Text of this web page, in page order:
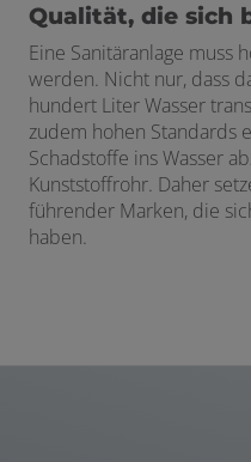
Qualität, die sich
Eine Sanitäranlage muss
werden. Nicht nur, dass
hundert Liter Wasser
zudem hohen Standards
Schadstoffe ins Wasser
Kunststoffrohr. Daher
führender Marken, die
haben.